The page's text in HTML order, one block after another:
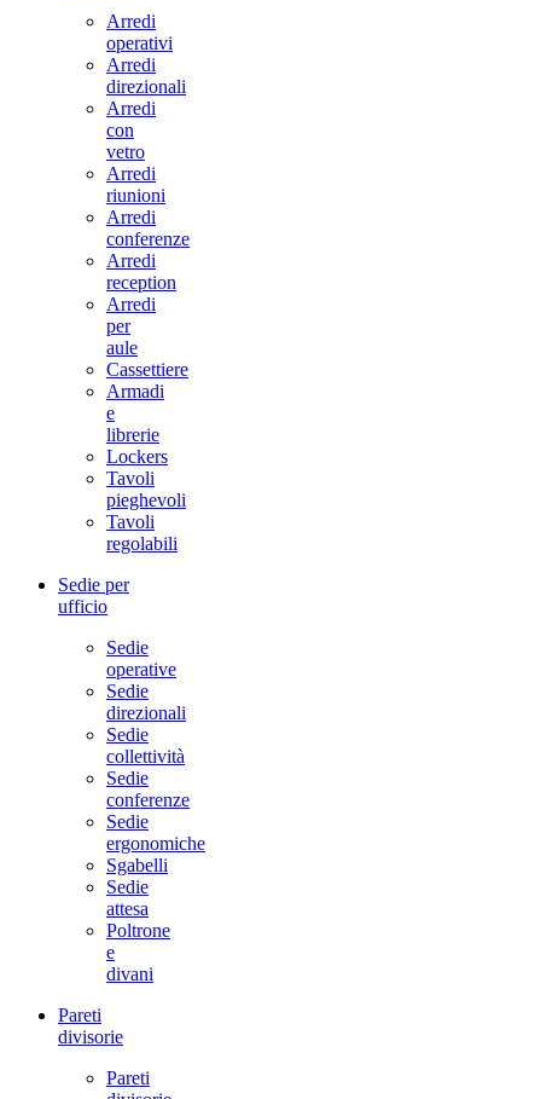
Arredi
operativi
Arredi
direzionali
Arredi
con
vetro
Arredi
riunioni
Arredi
conferenze
Arredi
reception
Arredi
per
aule
Cassettiere
Armadi
e
librerie
Lockers
Tavoli
pieghevoli
Tavoli
regolabili
Sedie per
ufficio
Sedie
operative
Sedie
direzionali
Sedie
collettività
Sedie
conferenze
Sedie
ergonomiche
Sgabelli
Sedie
attesa
Poltrone
e
divani
Pareti
divisorie
Pareti